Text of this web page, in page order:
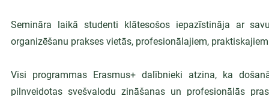
Semināra laikā studenti klātesošos iepazīstināja ar
organizēšanu prakses vietās, profesionālajiem,
Visi programmas Erasmus+ dalībnieki atzina, ka
pilnveidotas svešvalodu zināšanas un profesionālās